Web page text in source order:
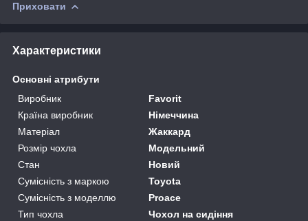
Приховати
Характеристики
Основні атрибути
Виробник
Favorit
Країна виробник
Німеччина
Матеріал
Жаккард
Розмір чохла
Модельний
Стан
Новий
Сумісність з маркою
Toyota
Сумісність з моделлю
Proace
Тип чохла
Чохол на сидіння